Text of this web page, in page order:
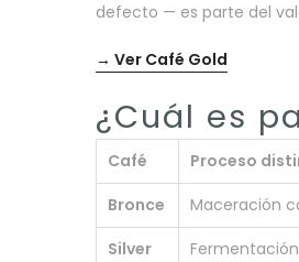
defecto — es parte del
→ Ver Café Gold
¿Cuál es
Café Proceso
Bronce
Maceración
Silver